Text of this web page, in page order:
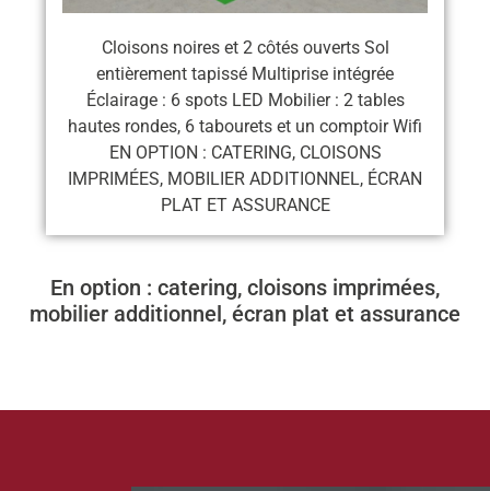
Cloisons noires et 2 côtés ouverts Sol
entièrement tapissé Multiprise intégrée
Éclairage : 6 spots LED Mobilier : 2 tables
hautes rondes, 6 tabourets et un comptoir Wifi
EN OPTION : CATERING, CLOISONS
IMPRIMÉES, MOBILIER ADDITIONNEL, ÉCRAN
PLAT ET ASSURANCE
En option : catering, cloisons imprimées,
mobilier additionnel, écran plat et assurance